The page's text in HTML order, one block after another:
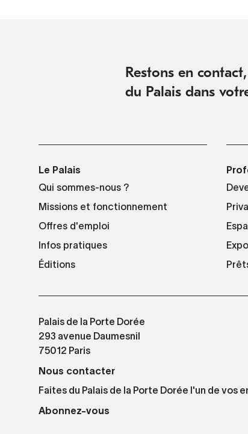
Restons en
du Palais dans
Le Palais
Qui sommes-nous ?
Missions et fonctionnement
Offres d'emploi
Infos pratiques
Éditions
Palais de la Porte Dorée
293 avenue Daumesnil
75012 Paris
Nous contacter
Faites du Palais de la Porte Dorée l'un de vos
Abonnez-vous